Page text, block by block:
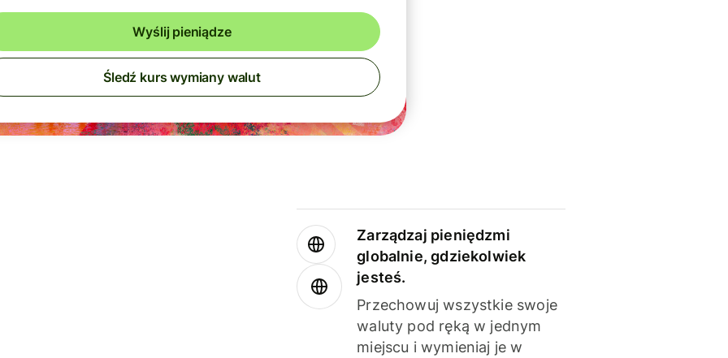
Wyślij pieniądze
Śledź kurs wymiany walut
Zarządzaj pieniędzmi
globalnie, gdziekolwiek
jesteś.
Przechowuj wszystkie swoje
waluty pod ręką w jednym
miejscu i wymieniaj je w